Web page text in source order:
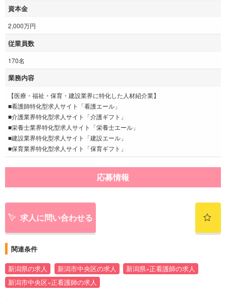
資本金
2,000万円
従業員数
170名
業務内容
【医療・福祉・保育・建設業界に特化した人材紹介業】
■看護師特化型求人サイト「看護エール」
■介護業界特化型求人サイト「介護ギフト」
■栄養士業界特化型求人サイト「栄養士エール」
■建設業界特化型求人サイト「建設エール」
■保育業界特化型求人サイト「保育ギフト」
応募情報
求人に問い合わせる
関連条件
新潟県の求人 新潟市中央区の求人
新潟県×正看護師の求人
新潟市中央区×正看護師の求人